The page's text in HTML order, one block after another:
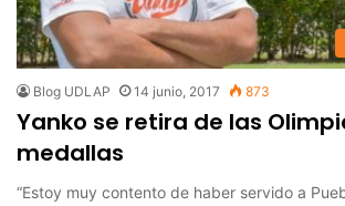
Blog UDLAP 14 junio, 2017 873
Yanko se retira de las
medallas
“Estoy muy contento de haber servido a